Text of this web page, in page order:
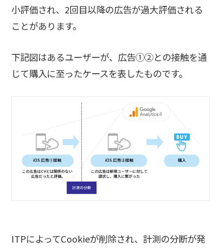
小評価され、2回目以降の広告が過大評価される
ことがあります。
下記図はあるユーザーが、広告①②との接触を通
じて購入に至ったケースを表したものです。
ITPによってCookieが削除され、計測の分断が発